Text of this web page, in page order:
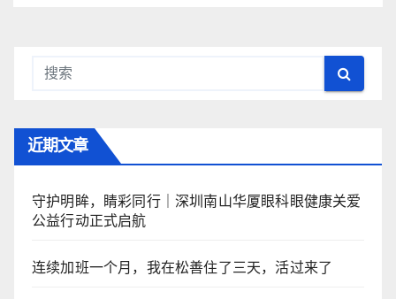
近期文章
守护明眸，睛彩同行｜深圳南山华厦眼科眼健康关爱
公益行动正式启航
连续加班一个月，我在松善住了三天，活过来了